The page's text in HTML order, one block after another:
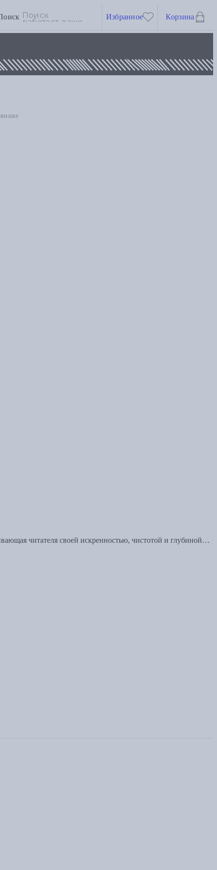
Избранное Корзина
читателя своей искренностью, чистотой и глубиной…